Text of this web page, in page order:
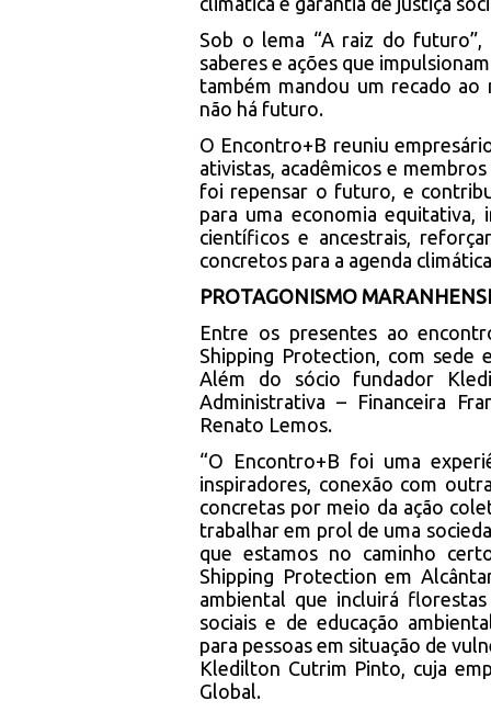
Sob o lema “A raiz do futuro”,
saberes e ações que
também mandou um recado ao
não há futuro.
O Encontro+B reuniu
ativistas, acadêmicos e
foi repensar o futuro, e
para uma economia equitativa,
científicos e ancestrais,
concretos para a agenda
PROTAGONISMO
Entre os presentes ao
Shipping Protection, com sede
Além do sócio fundador
Administrativa – Financeira
Renato Lemos.
“O Encontro+B foi uma
inspiradores, conexão com
concretas por meio da ação
trabalhar em prol de uma
que estamos no caminho
Shipping Protection em
ambiental que incluirá
sociais e de educação
para pessoas em situação de
Kledilton Cutrim Pinto, cuja
Global.